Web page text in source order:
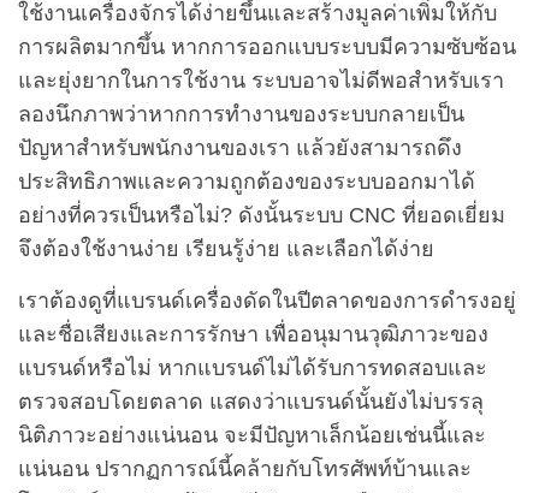
ใช้งานเครื่องจักรได้ง่ายขึ้นและสร้างมูลค่าเพิ่มให้กับ
การผลิตมากขึ้น หากการออกแบบระบบมีความซับซ้อน
และยุ่งยากในการใช้งาน ระบบอาจไม่ดีพอสำหรับเรา
ลองนึกภาพว่าหากการทำงานของระบบกลายเป็น
ปัญหาสำหรับพนักงานของเรา แล้วยังสามารถดึง
ประสิทธิภาพและความถูกต้องของระบบออกมาได้
อย่างที่ควรเป็นหรือไม่? ดังนั้นระบบ CNC ที่ยอดเยี่ยม
จึงต้องใช้งานง่าย เรียนรู้ง่าย และเลือกได้ง่าย
เราต้องดูที่แบรนด์เครื่องดัดในปีตลาดของการดำรงอยู่
และชื่อเสียงและการรักษา เพื่ออนุมานวุฒิภาวะของ
แบรนด์หรือไม่ หากแบรนด์ไม่ได้รับการทดสอบและ
ตรวจสอบโดยตลาด แสดงว่าแบรนด์นั้นยังไม่บรรลุ
นิติภาวะอย่างแน่นอน จะมีปัญหาเล็กน้อยเช่นนี้และ
แน่นอน ปรากฏการณ์นี้คล้ายกับโทรศัพท์บ้านและ